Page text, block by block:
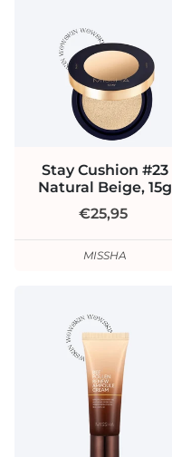
Stay Cushion #23
Natural Beige, 15g
€25,95
MISSHA